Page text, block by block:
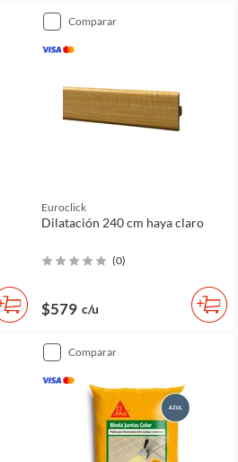
comparar
Euroclick
Dilatación 240 cm haya claro
(0)
$579 c/u
comparar